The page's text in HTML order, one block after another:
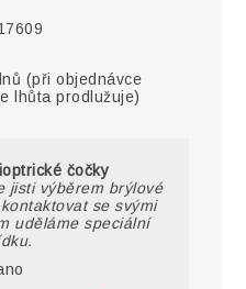
(při objednávce
lhůta prodlužuje)
čočky
jisti výběrem brýlové
se svými
uděláme speciální